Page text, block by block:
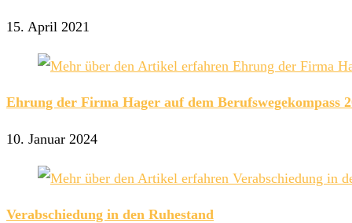
15. April 2021
Ehrung der Firma Hager auf dem Berufswegekompass
10. Januar 2024
Verabschiedung in den Ruhestand